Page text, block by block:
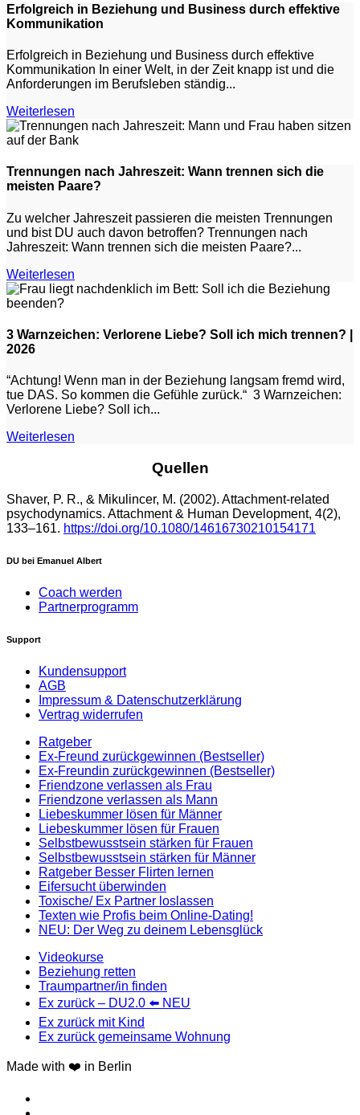
Erfolgreich in Beziehung und Business durch effektive
Kommunikation
Erfolgreich in Beziehung und Business durch effektive
Kommunikation In einer Welt, in der Zeit knapp ist und die
Anforderungen im Berufsleben ständig...
Weiterlesen
Trennungen nach Jahreszeit: Wann trennen sich die
meisten Paare?
Zu welcher Jahreszeit passieren die meisten Trennungen
und bist DU auch davon betroffen? Trennungen nach
Jahreszeit: Wann trennen sich die meisten Paare?...
Weiterlesen
3 Warnzeichen: Verlorene Liebe? Soll ich mich trennen? |
2026
“Achtung! Wenn man in der Beziehung langsam fremd wird,
tue DAS. So kommen die Gefühle zurück.“ 3 Warnzeichen:
Verlorene Liebe? Soll ich...
Weiterlesen
Quellen
Shaver, P. R., & Mikulincer, M. (2002). Attachment-related
psychodynamics. Attachment & Human Development, 4(2),
133–161. https://doi.org/10.1080/14616730210154171
DU bei Emanuel Albert
Coach werden
Partnerprogramm
Support
Kundensupport
AGB
Impressum & Datenschutzerklärung
Vertrag widerrufen
Ratgeber
Ex-Freund zurückgewinnen (Bestseller)
Ex-Freundin zurückgewinnen (Bestseller)
Friendzone verlassen als Frau
Friendzone verlassen als Mann
Liebeskummer lösen für Männer
Liebeskummer lösen für Frauen
Selbstbewusstsein stärken für Frauen
Selbstbewusstsein stärken für Männer
Ratgeber Besser Flirten lernen
Eifersucht überwinden
Toxische/ Ex Partner loslassen
Texten wie Profis beim Online-Dating!
NEU: Der Weg zu deinem Lebensglück
Videokurse
Beziehung retten
Traumpartner/in finden
Ex zurück – DU2.0 ⬅️ NEU
Ex zurück mit Kind
Ex zurück gemeinsame Wohnung
Made with ❤️ in Berlin